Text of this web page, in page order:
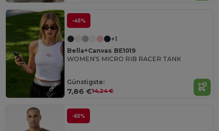
-45%
+1
Bella+Canvas BE1019
WOMEN'S MICRO RIB RACER TANK
Günstigste:
7,86 €14,24 €
-65%